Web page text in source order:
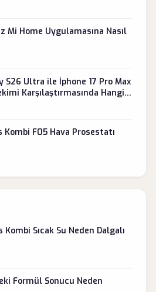
Mi Home Uygulamasına Nasıl
S26 Ultra ile İphone 17 Pro Max
Karşılaştırmasında Hangisi
Kombi F05 Hava Prosestatı
Sıcak Su Neden Dalgalı
Formül Sonucu Neden